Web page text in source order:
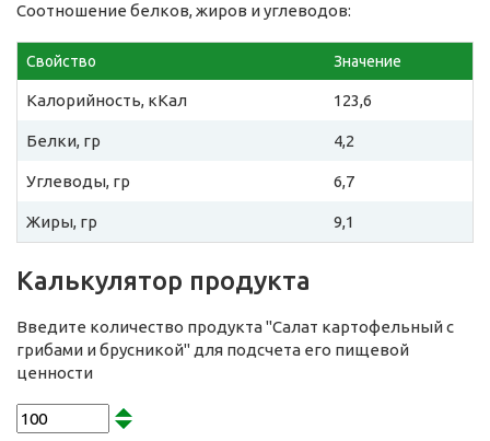
Соотношение белков, жиров и углеводов:
Свойство Значение
Калорийность, кКал 123,6
Белки, гр 4,2
Углеводы, гр 6,7
Жиры, гр 9,1
Калькулятор продукта
Введите количество продукта "Салат картофельный с
грибами и брусникой" для подсчета его пищевой
ценности